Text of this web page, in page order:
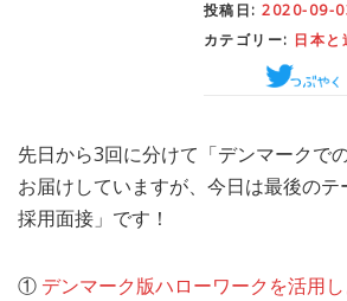
– 日本人の考察
MEDIA – メディア掲載
投稿日: 2020-09-
カテゴリー: 日本と
先日から3回に分けて「デンマークで
お届けしていますが、今日は最後の
採用面接」です！
① デンマーク版ハローワークを活用し